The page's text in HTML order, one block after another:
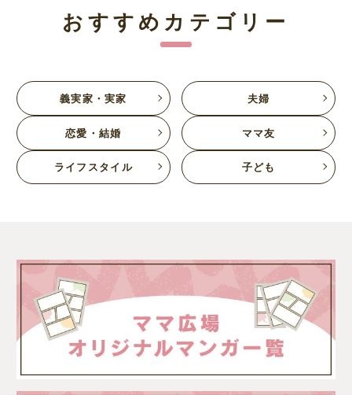
おすすめカテゴリー
義実家・実家 夫婦
恋愛・結婚 ママ友
ライフスタイル 子ども